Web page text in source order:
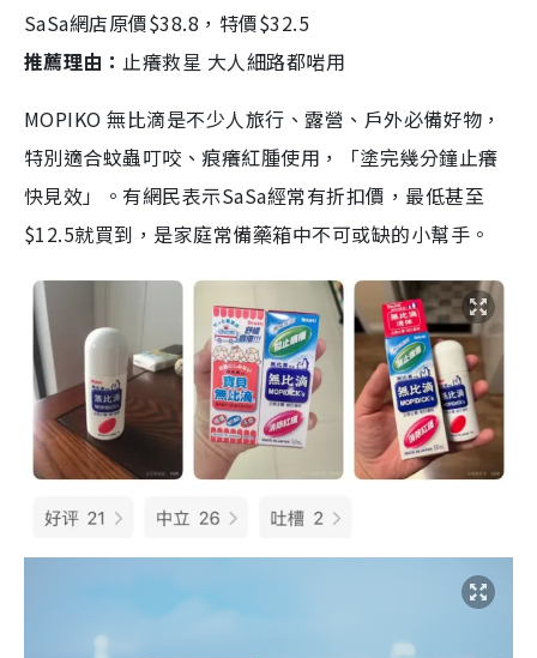
SaSa網店原價$38.8，特價$32.5
推薦理由：止癢救星 大人細路都啱用
MOPIKO 無比滴是不少人旅行、露營、戶外必備好物，
特別適合蚊蟲叮咬、痕癢紅腫使用，「塗完幾分鐘止癢
快見效」。有網民表示SaSa經常有折扣價，最低甚至
$12.5就買到，是家庭常備藥箱中不可或缺的小幫手。